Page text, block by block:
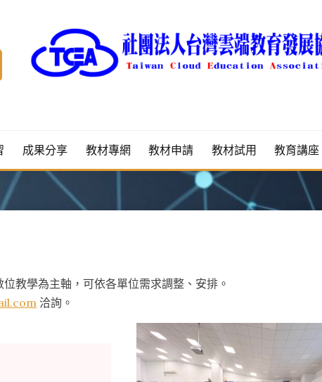
成果分享 教材專網 教材申請 教材試用 教育講座
教學為主軸，可依各單位需求調整、安排。
洽詢。